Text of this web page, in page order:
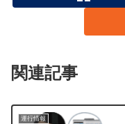
関連記事
運行情報